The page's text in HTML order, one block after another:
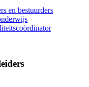
en bestuurders